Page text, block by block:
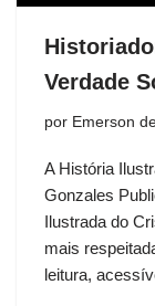
Verdade
por Emerson
A História
Gonzales
Ilustrada do
mais
leitura,